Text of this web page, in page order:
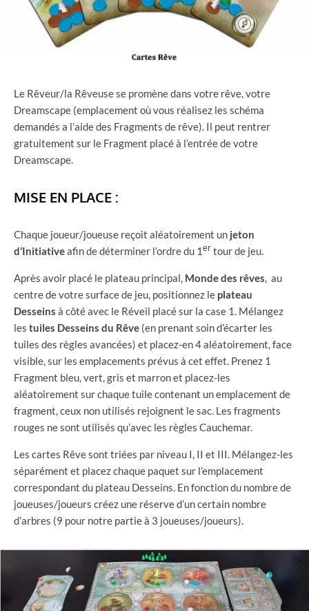
Le Rêveur/la Rêveuse se promène dans votre rêve, votre
Dreamscape (emplacement où vous réalisez les schéma
demandés a l’aide des Fragments de rêve). Il peut rentrer
gratuitement sur le Fragment placé à l’entrée de votre
Dreamscape.
MISE EN PLACE :
Chaque joueur/joueuse reçoit aléatoirement un jeton
d’Initiativeafin de déterminer l’ordre du 1 er tour de jeu.
Après avoir placé le plateau principal, Monde des rêves, au
centre de votre surface de jeu, positionnez le plateau
Desseins à côté avec le Réveil placé sur la case 1. Mélangez
les tuiles Desseins du Rêve (en prenant soin d’écarter les
tuiles des règles avancées) et placez-en 4 aléatoirement, face
visible, sur les emplacements prévus à cet effet. Prenez 1
Fragment bleu, vert, gris et marron et placez-les
aléatoirement sur chaque tuile contenant un emplacement de
fragment, ceux non utilisés rejoignent le sac. Les fragments
rouges ne sont utilisés qu’avec les règles Cauchemar.
Les cartes Rêve sont triées par niveau I, II et III. Mélangez-les
séparément et placez chaque paquet sur l’emplacement
correspondant du plateau Desseins. En fonction du nombre de
joueuses/joueurs créez une réserve d’un certain nombre
d’arbres (9 pour notre partie à 3 joueuses/joueurs).